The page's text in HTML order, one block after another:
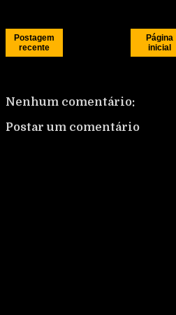
Postagem
recente
Página
inicial
Nenhum comentário:
Postar um comentário